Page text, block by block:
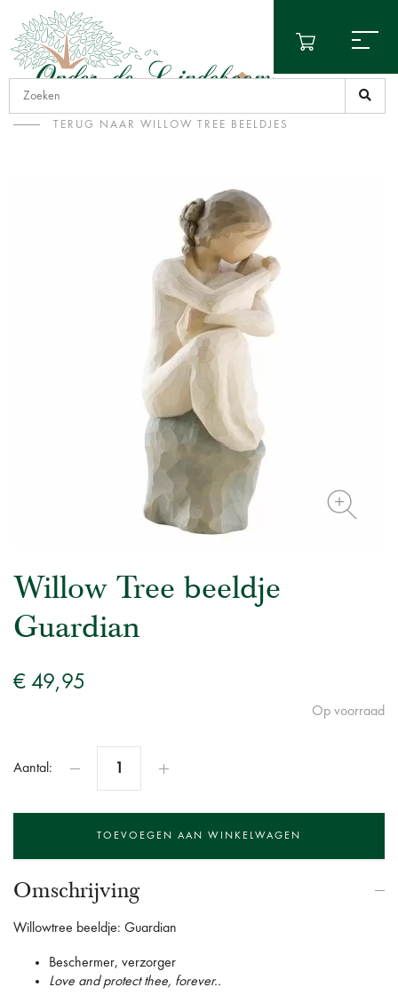
TERUG NAAR WILLOW TREE BEELDJES
Willow Tree beeldje
Guardian
€ 49,95
Op voorraad
Aantal:
Omschrijving
Willowtree beeldje: Guardian
Beschermer, verzorger
Love and protect thee, forever..